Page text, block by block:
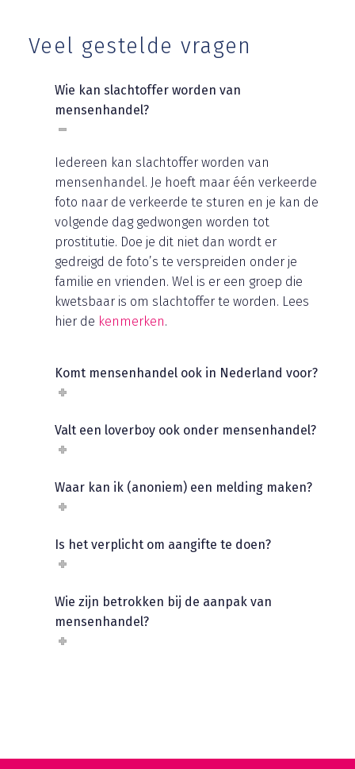
Veel gestelde vragen
Wie kan slachtoffer worden van
mensenhandel?
Iedereen kan slachtoffer worden van
mensenhandel. Je hoeft maar één verkeerde
foto naar de verkeerde te sturen en je kan de
volgende dag gedwongen worden tot
prostitutie. Doe je dit niet dan wordt er
gedreigd de foto’s te verspreiden onder je
familie en vrienden. Wel is er een groep die
kwetsbaar is om slachtoffer te worden. Lees
hier de kenmerken.
Komt mensenhandel ook in Nederland voor?
Valt een loverboy ook onder mensenhandel?
Waar kan ik (anoniem) een melding maken?
Is het verplicht om aangifte te doen?
Wie zijn betrokken bij de aanpak van
mensenhandel?